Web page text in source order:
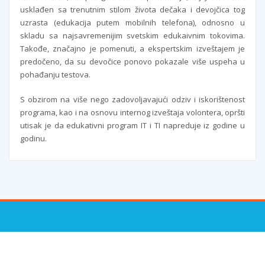
usklađen sa trenutnim stilom života dečaka i devojčica tog
uzrasta (edukacija putem mobilnih telefona), odnosno u
skladu sa najsavremenijim svetskim edukaivnim tokovima.
Takođe, značajno je pomenuti, a ekspertskim izveštajem je
predočeno, da su devočice ponovo pokazale više uspeha u
pohađanju testova.
S obzirom na više nego zadovoljavajući odziv i iskorištenost
programa, kao i na osnovu internog izveštaja volontera, opršti
utisak je da edukativni program IT i TI napreduje iz godine u
godinu.